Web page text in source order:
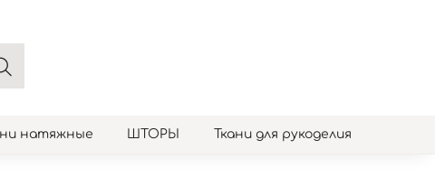
натяжные ШТОРЫ Ткани для рукоделия